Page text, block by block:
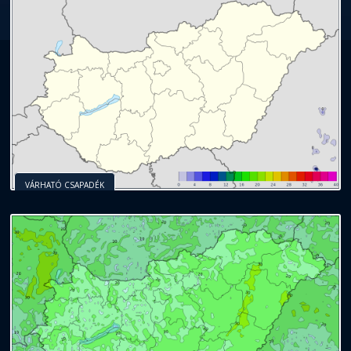
VÁRHATÓ CSAPADÉK